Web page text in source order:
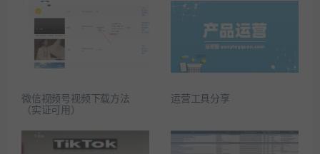
微信视频号视频下载方法
（实证可用）
运营工具分享